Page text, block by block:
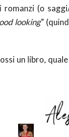
(o
looking”
un libro,